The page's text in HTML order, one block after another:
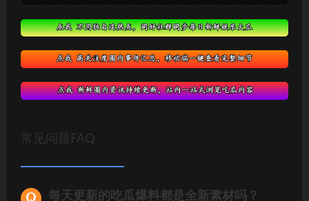
常见问题FAQ
每天更新的吃瓜爆料都是全新素材吗？